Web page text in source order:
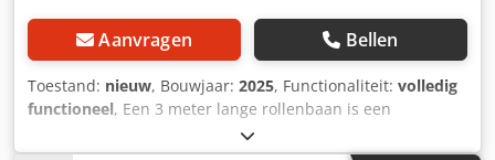
Aanvragen Bellen
Toestand: nieuw, Bouwjaar: 2025, Functionaliteit: volledig
functioneel, Een 3 meter lange rollenbaan is een
professioneel rollenbaansysteem, ontworpen voor het aan-
en afvoeren van zware en omvangrijke onderdelen in